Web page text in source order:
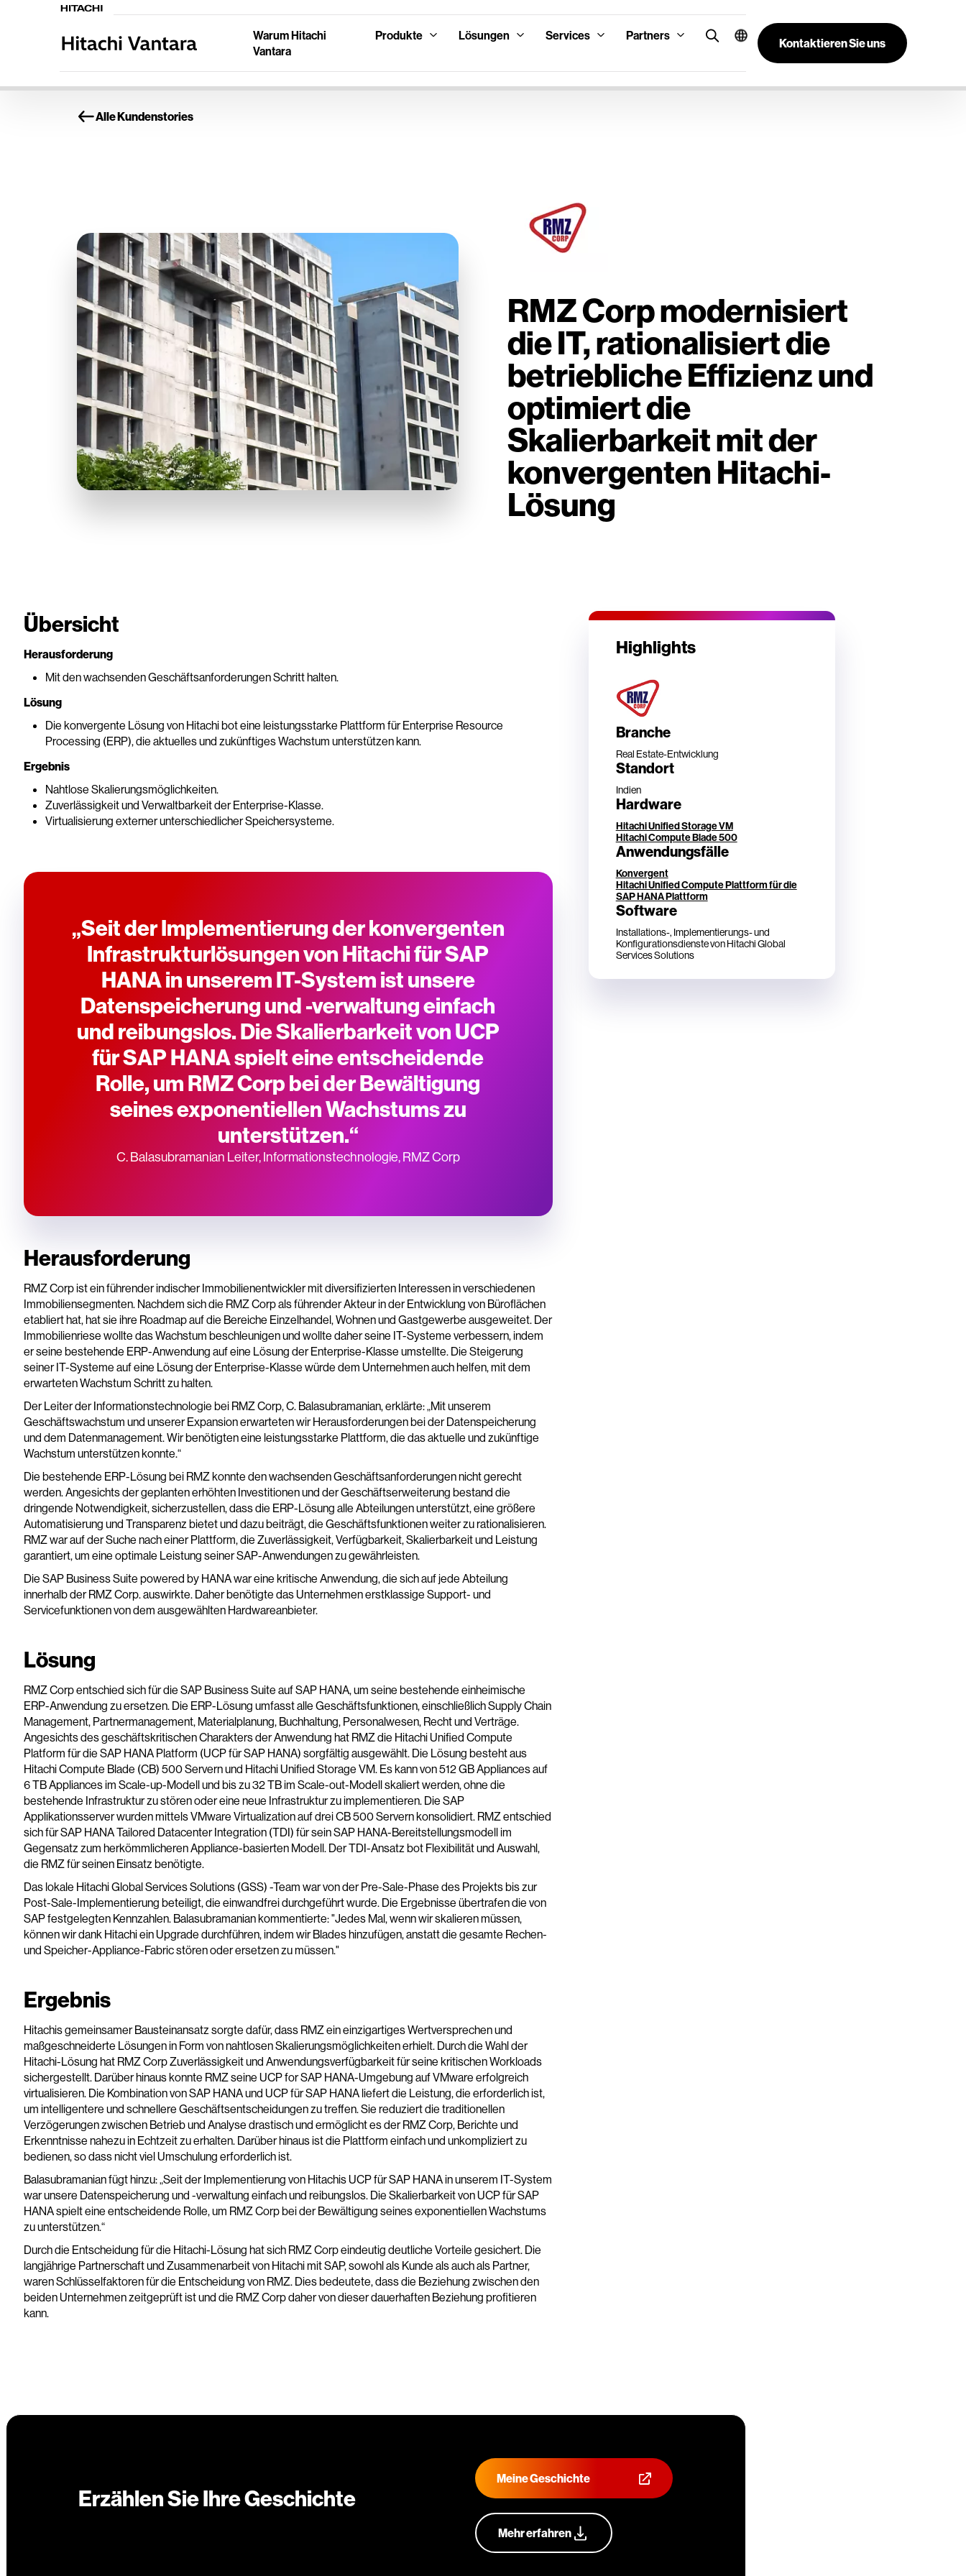
Warum Hitachi
Vantara
Produkte Lösungen Services Partners
Kontaktieren Sie uns
Alle Kundenstories
RMZ Corp modernisiert
die IT, rationalisiert die
betriebliche Effizienz und
optimiert die
Skalierbarkeit mit der
konvergenten Hitachi-
Lösung
Übersicht
Herausforderung
Mit den wachsenden Geschäftsanforderungen Schritt halten.
Lösung
Die konvergente Lösung von Hitachi bot eine leistungsstarke Plattform für Enterprise Resource
Processing (ERP), die aktuelles und zukünftiges Wachstum unterstützen kann.
Ergebnis
Nahtlose Skalierungsmöglichkeiten.
Zuverlässigkeit und Verwaltbarkeit der Enterprise-Klasse.
Virtualisierung externer unterschiedlicher Speichersysteme.
„Seit der Implementierung der konvergenten
Infrastrukturlösungen von Hitachi für SAP
HANA in unserem IT-System ist unsere
Datenspeicherung und -verwaltung einfach
und reibungslos. Die Skalierbarkeit von UCP
für SAP HANA spielt eine entscheidende
Rolle, um RMZ Corp bei der Bewältigung
seines exponentiellen Wachstums zu
unterstützen.“
C. Balasubramanian Leiter, Informationstechnologie, RMZ Corp
Herausforderung
RMZ Corp ist ein führender indischer Immobilienentwickler mit diversifizierten Interessen in verschiedenen
Immobiliensegmenten. Nachdem sich die RMZ Corp als führender Akteur in der Entwicklung von Büroflächen
etabliert hat, hat sie ihre Roadmap auf die Bereiche Einzelhandel, Wohnen und Gastgewerbe ausgeweitet. Der
Immobilienriese wollte das Wachstum beschleunigen und wollte daher seine IT-Systeme verbessern, indem
er seine bestehende ERP-Anwendung auf eine Lösung der Enterprise-Klasse umstellte. Die Steigerung
seiner IT-Systeme auf eine Lösung der Enterprise-Klasse würde dem Unternehmen auch helfen, mit dem
erwarteten Wachstum Schritt zu halten.
Der Leiter der Informationstechnologie bei RMZ Corp, C. Balasubramanian, erklärte: „Mit unserem
Geschäftswachstum und unserer Expansion erwarteten wir Herausforderungen bei der Datenspeicherung
und dem Datenmanagement. Wir benötigten eine leistungsstarke Plattform, die das aktuelle und zukünftige
Wachstum unterstützen konnte.“
Die bestehende ERP-Lösung bei RMZ konnte den wachsenden Geschäftsanforderungen nicht gerecht
werden. Angesichts der geplanten erhöhten Investitionen und der Geschäftserweiterung bestand die
dringende Notwendigkeit, sicherzustellen, dass die ERP-Lösung alle Abteilungen unterstützt, eine größere
Automatisierung und Transparenz bietet und dazu beiträgt, die Geschäftsfunktionen weiter zu rationalisieren.
RMZ war auf der Suche nach einer Plattform, die Zuverlässigkeit, Verfügbarkeit, Skalierbarkeit und Leistung
garantiert, um eine optimale Leistung seiner SAP-Anwendungen zu gewährleisten.
Die SAP Business Suite powered by HANA war eine kritische Anwendung, die sich auf jede Abteilung
innerhalb der RMZ Corp. auswirkte. Daher benötigte das Unternehmen erstklassige Support- und
Servicefunktionen von dem ausgewählten Hardwareanbieter.
Lösung
RMZ Corp entschied sich für die SAP Business Suite auf SAP HANA, um seine bestehende einheimische
ERP-Anwendung zu ersetzen. Die ERP-Lösung umfasst alle Geschäftsfunktionen, einschließlich Supply Chain
Management, Partnermanagement, Materialplanung, Buchhaltung, Personalwesen, Recht und Verträge.
Angesichts des geschäftskritischen Charakters der Anwendung hat RMZ die Hitachi Unified Compute
Platform für die SAP HANA Platform (UCP für SAP HANA) sorgfältig ausgewählt. Die Lösung besteht aus
Hitachi Compute Blade (CB) 500 Servern und Hitachi Unified Storage VM. Es kann von 512 GB Appliances auf
6 TB Appliances im Scale-up-Modell und bis zu 32 TB im Scale-out-Modell skaliert werden, ohne die
bestehende Infrastruktur zu stören oder eine neue Infrastruktur zu implementieren. Die SAP
Applikationsserver wurden mittels VMware Virtualization auf drei CB 500 Servern konsolidiert. RMZ entschied
sich für SAP HANA Tailored Datacenter Integration (TDI) für sein SAP HANA-Bereitstellungsmodell im
Gegensatz zum herkömmlicheren Appliance-basierten Modell. Der TDI-Ansatz bot Flexibilität und Auswahl,
die RMZ für seinen Einsatz benötigte.
Das lokale Hitachi Global Services Solutions (GSS) -Team war von der Pre-Sale-Phase des Projekts bis zur
Post-Sale-Implementierung beteiligt, die einwandfrei durchgeführt wurde. Die Ergebnisse übertrafen die von
SAP festgelegten Kennzahlen. Balasubramanian kommentierte: "Jedes Mal, wenn wir skalieren müssen,
können wir dank Hitachi ein Upgrade durchführen, indem wir Blades hinzufügen, anstatt die gesamte Rechen-
und Speicher-Appliance-Fabric stören oder ersetzen zu müssen."
Ergebnis
Hitachis gemeinsamer Bausteinansatz sorgte dafür, dass RMZ ein einzigartiges Wertversprechen und
maßgeschneiderte Lösungen in Form von nahtlosen Skalierungsmöglichkeiten erhielt. Durch die Wahl der
Hitachi-Lösung hat RMZ Corp Zuverlässigkeit und Anwendungsverfügbarkeit für seine kritischen Workloads
sichergestellt. Darüber hinaus konnte RMZ seine UCP for SAP HANA-Umgebung auf VMware erfolgreich
virtualisieren. Die Kombination von SAP HANA und UCP für SAP HANA liefert die Leistung, die erforderlich ist,
um intelligentere und schnellere Geschäftsentscheidungen zu treffen. Sie reduziert die traditionellen
Verzögerungen zwischen Betrieb und Analyse drastisch und ermöglicht es der RMZ Corp, Berichte und
Erkenntnisse nahezu in Echtzeit zu erhalten. Darüber hinaus ist die Plattform einfach und unkompliziert zu
bedienen, so dass nicht viel Umschulung erforderlich ist.
Balasubramanian fügt hinzu: „Seit der Implementierung von Hitachis UCP für SAP HANA in unserem IT-System
war unsere Datenspeicherung und -verwaltung einfach und reibungslos. Die Skalierbarkeit von UCP für SAP
HANA spielt eine entscheidende Rolle, um RMZ Corp bei der Bewältigung seines exponentiellen Wachstums
zu unterstützen.“
Durch die Entscheidung für die Hitachi-Lösung hat sich RMZ Corp eindeutig deutliche Vorteile gesichert. Die
langjährige Partnerschaft und Zusammenarbeit von Hitachi mit SAP, sowohl als Kunde als auch als Partner,
waren Schlüsselfaktoren für die Entscheidung von RMZ. Dies bedeutete, dass die Beziehung zwischen den
beiden Unternehmen zeitgeprüft ist und die RMZ Corp daher von dieser dauerhaften Beziehung profitieren
kann.
Highlights
Branche
Real Estate-Entwicklung
Standort
Indien
Hardware
Hitachi Unified Storage VM
Hitachi Compute Blade 500
Anwendungsfälle
Konvergent
Hitachi Unified Compute Plattform für die
SAP HANA Plattform
Software
Installations-, Implementierungs- und
Konfigurationsdienste von Hitachi Global
Services Solutions
Erzählen Sie Ihre Geschichte
Meine Geschichte
vorstellen
Mehr erfahren